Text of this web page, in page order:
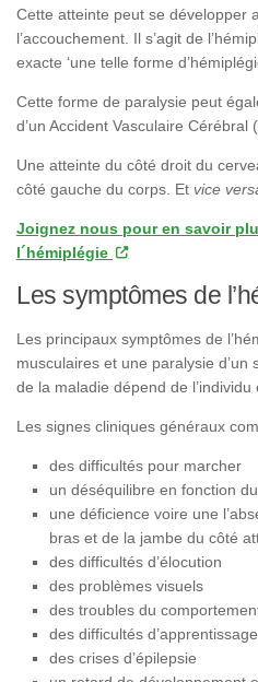
Cette atteinte peut se développer
l’accouchement. Il s’agit de
exacte ‘une telle forme
Cette forme de paralysie peut
d’un Accident Vasculaire Cérébral
Une atteinte du côté droit du
côté gauche du corps. Et vice
Joignez nous pour en savoir
l´hémiplégie
Les symptômes de
Les principaux symptômes de
musculaires et une paralysie
de la maladie dépend de l’individu
Les signes cliniques généraux
des difficultés pour marcher
un déséquilibre en fonction
une déficience voire une
bras et de la jambe du côté
des difficultés d’élocution
des problèmes visuels
des troubles du
des difficultés d’apprentissage
des crises d’épilepsie